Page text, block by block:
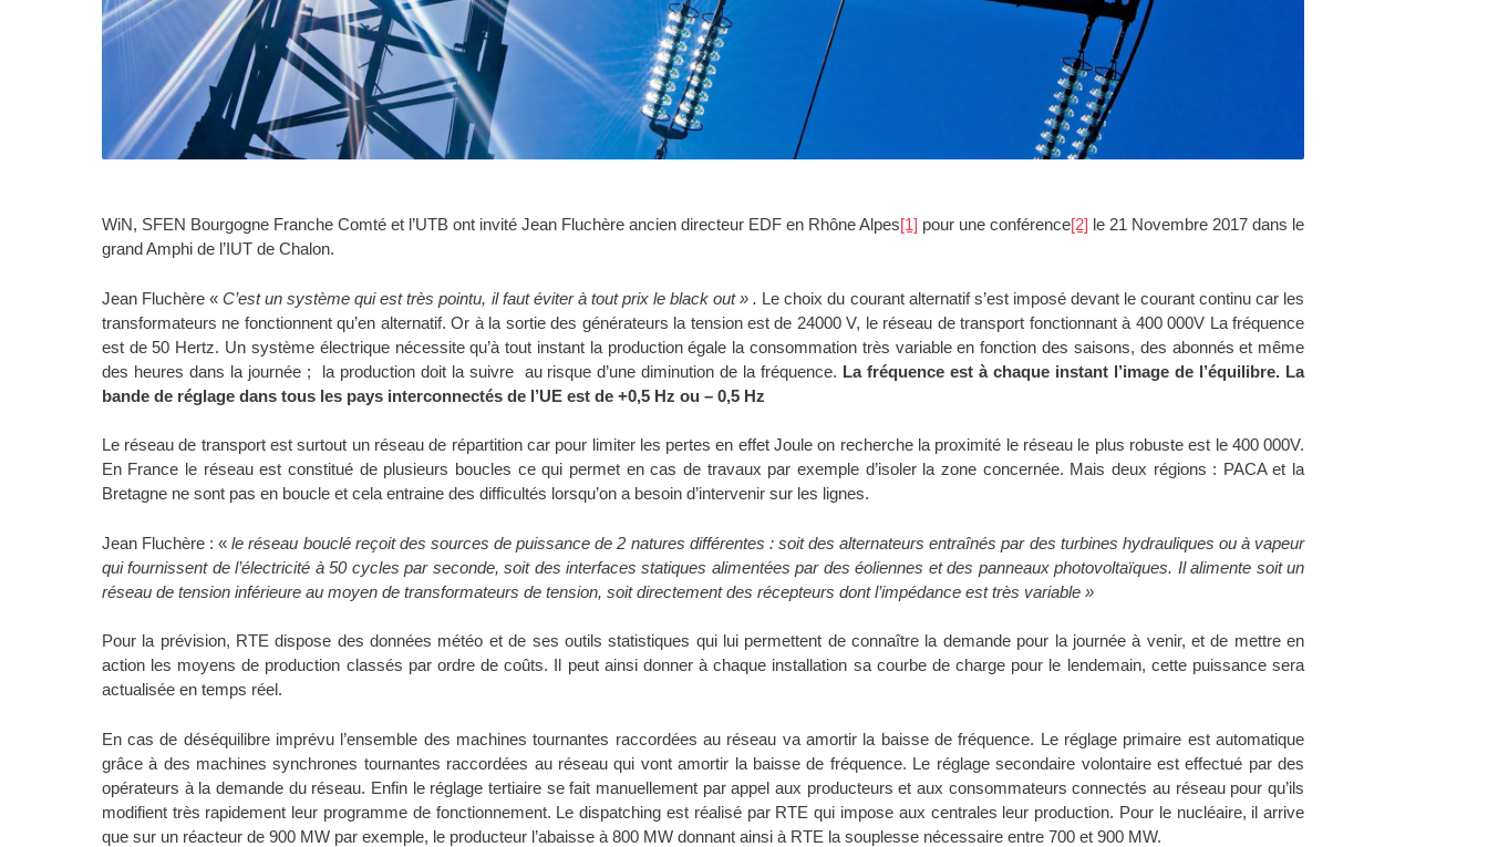
WiN, SFEN Bourgogne Franche Comté et l’UTB ont invité Jean Fluchère ancien directeur EDF en Rhône Alpes[1] pour une conférence[2] le 21 Novembre 2017 dans le
grand Amphi de l’IUT de Chalon.
Jean Fluchère «C’est un système qui est très pointu, il faut éviter à tout prix le black out » . Le choix du courant alternatif s’est imposé devant le courant continu car les
transformateurs ne fonctionnent qu’en alternatif. Or à la sortie des générateurs la tension est de 24000 V, le réseau de transport fonctionnant à 400 000V La fréquence
est de 50 Hertz. Un système électrique nécessite qu’à tout instant la production égale la consommation très variable en fonction des saisons, des abonnés et même
des heures dans la journée ; la production doit la suivre au risque d’une diminution de la fréquence. La fréquence est à chaque instant l’image de l’équilibre. La
bande de réglage dans tous les pays interconnectés de l’UE est de +0,5 Hz ou – 0,5 Hz
Le réseau de transport est surtout un réseau de répartition car pour limiter les pertes en effet Joule on recherche la proximité le réseau le plus robuste est le 400 000V.
En France le réseau est constitué de plusieurs boucles ce qui permet en cas de travaux par exemple d’isoler la zone concernée. Mais deux régions : PACA et la
Bretagne ne sont pas en boucle et cela entraine des difficultés lorsqu’on a besoin d’intervenir sur les lignes.
Jean Fluchère : «le réseau bouclé reçoit des sources de puissance de 2 natures différentes : soit des alternateurs entraînés par des turbines hydrauliques ou à vapeur
qui fournissent de l’électricité à 50 cycles par seconde, soit des interfaces statiques alimentées par des éoliennes et des panneaux photovoltaïques. Il alimente soit un
réseau de tension inférieure au moyen de transformateurs de tension, soit directement des récepteurs dont l’impédance est très variable »
Pour la prévision, RTE dispose des données météo et de ses outils statistiques qui lui permettent de connaître la demande pour la journée à venir, et de mettre en
action les moyens de production classés par ordre de coûts. Il peut ainsi donner à chaque installation sa courbe de charge pour le lendemain, cette puissance sera
actualisée en temps réel.
En cas de déséquilibre imprévu l’ensemble des machines tournantes raccordées au réseau va amortir la baisse de fréquence. Le réglage primaire est automatique
grâce à des machines synchrones tournantes raccordées au réseau qui vont amortir la baisse de fréquence. Le réglage secondaire volontaire est effectué par des
opérateurs à la demande du réseau. Enfin le réglage tertiaire se fait manuellement par appel aux producteurs et aux consommateurs connectés au réseau pour qu’ils
modifient très rapidement leur programme de fonctionnement. Le dispatching est réalisé par RTE qui impose aux centrales leur production. Pour le nucléaire, il arrive
que sur un réacteur de 900 MW par exemple, le producteur l’abaisse à 800 MW donnant ainsi à RTE la souplesse nécessaire entre 700 et 900 MW.